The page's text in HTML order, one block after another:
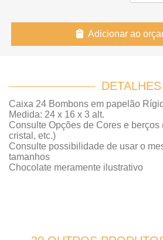
Adicionar ao
DETALHES
Caixa 24 Bombons em papelão
Medida: 24 x 16 x 3 alt.
Consulte Opções de Cores e berços
cristal, etc.)
Consulte possibilidade de usar o
tamanhos
Chocolate meramente ilustrativo